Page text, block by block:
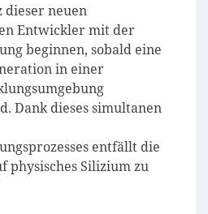
dieser neuen
Entwickler mit der
beginnen, sobald eine
in einer
Dank dieses simultanen
entfällt die
physisches Silizium zu